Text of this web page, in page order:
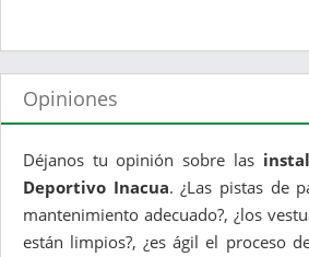
Opiniones
Déjanos tu opinión sobre las
Deportivo Inacua. ¿Las pistas de
mantenimiento adecuado?, ¿los
están limpios?, ¿es ágil el proceso